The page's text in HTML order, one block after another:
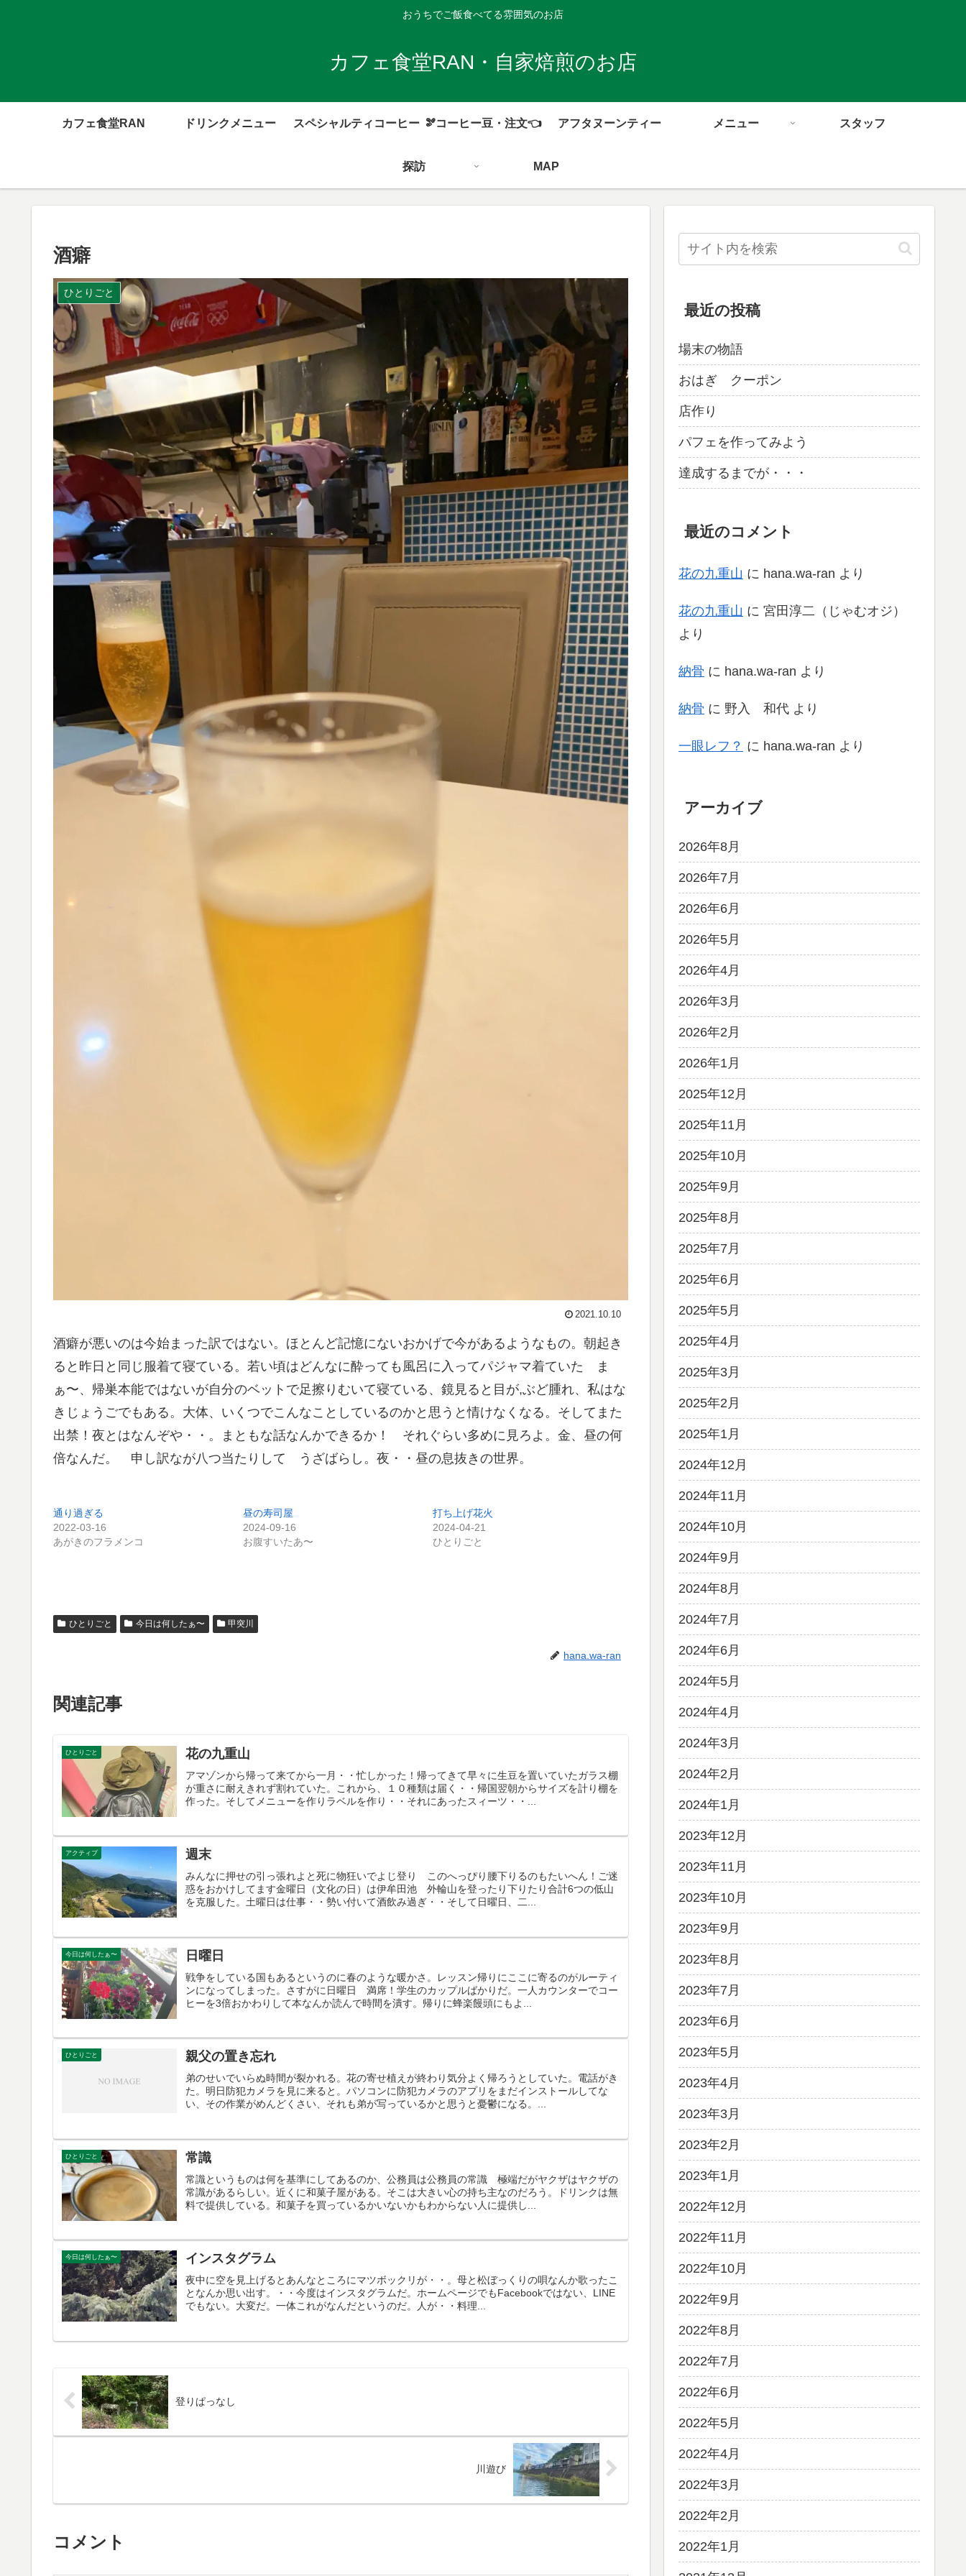
おうちでご飯食べてる雰囲気のお店
カフェ食堂RAN・自家焙煎のお店
カフェ食堂RAN ドリンクメニュー スペシャルティコーヒー 🫘コーヒー豆・注文👈 アフタヌーンティー メニュー スタッフ
探訪 MAP
酒癖
ひとりごと
2021.10.10
酒癖が悪いのは今始まった訳ではない。ほとんど記憶にないおかげで今があるようなもの。朝起き
ると昨日と同じ服着て寝ている。若い頃はどんなに酔っても風呂に入ってパジャマ着ていた ま
ぁ〜、帰巣本能ではないが自分のベットで足擦りむいて寝ている、鏡見ると目が,ぶど腫れ、私はな
きじょうごでもある。大体、いくつでこんなことしているのかと思うと情けなくなる。そしてまた
出禁！夜とはなんぞや・・。まともな話なんかできるか！ それぐらい多めに見ろよ。金、昼の何
倍なんだ。 申し訳なが八つ当たりして うざばらし。夜・・昼の息抜きの世界。
通り過ぎる
2022-03-16
あがきのフラメンコ
昼の寿司屋
2024-09-16
お腹すいたあ〜
打ち上げ花火
2024-04-21
ひとりごと
ひとりごと 今日は何したぁ〜 甲突川
hana.wa-ran
関連記事
ひとりごと 花の九重山
アマゾンから帰って来てから一月・・忙しかった！帰ってきて早々に生豆を置いていたガラス棚
が重さに耐えきれず割れていた。これから、１０種類は届く・・帰国翌朝からサイズを計り棚を
作った。そしてメニューを作りラベルを作り・・それにあったスィーツ・・...
アクティブ 週末
みんなに押せの引っ張れよと死に物狂いでよじ登り このへっぴり腰下りるのもたいへん！ご迷
惑をおかけしてます金曜日（文化の日）は伊牟田池 外輪山を登ったり下りたり合計6つの低山
を克服した。土曜日は仕事・・勢い付いて酒飲み過ぎ・・そして日曜日、二...
今日は何したぁ〜 日曜日
戦争をしている国もあるというのに春のような暖かさ。レッスン帰りにここに寄るのがルーティ
ンになってしまった。さすがに日曜日 満席！学生のカップルばかりだ。一人カウンターでコー
ヒーを3倍おかわりして本なんか読んで時間を潰す。帰りに蜂楽饅頭にもよ...
ひとりごと 親父の置き忘れ
弟のせいでいらぬ時間が裂かれる。花の寄せ植えが終わり気分よく帰ろうとしていた。電話がき
た。明日防犯カメラを見に来ると。パソコンに防犯カメラのアプリをまだインストールしてな
い、その作業がめんどくさい、それも弟が写っているかと思うと憂鬱になる。...
ひとりごと 常識
常識というものは何を基準にしてあるのか、公務員は公務員の常識 極端だがヤクザはヤクザの
常識があるらしい。近くに和菓子屋がある。そこは大きい心の持ち主なのだろう。ドリンクは無
料で提供している。和菓子を買っているかいないかもわからない人に提供し...
今日は何したぁ〜 インスタグラム
夜中に空を見上げるとあんなところにマツボックリが・・。母と松ぼっくりの唄なんか歌ったこ
となんか思い出す。・・今度はインスタグラムだ。ホームページでもFacebookではない、LINE
でもない。大変だ。一体これがなんだというのだ。人が・・料理...
登りぱっなし
川遊び
コメント
最近の投稿
場末の物語
おはぎ クーポン
店作り
パフェを作ってみよう
達成するまでが・・・
最近のコメント
花の九重山 に hana.wa-ran より
花の九重山 に 宮田淳二（じゃむオジ）
より
納骨 に hana.wa-ran より
納骨 に 野入 和代 より
一眼レフ？ に hana.wa-ran より
アーカイブ
2026年8月
2026年7月
2026年6月
2026年5月
2026年4月
2026年3月
2026年2月
2026年1月
2025年12月
2025年11月
2025年10月
2025年9月
2025年8月
2025年7月
2025年6月
2025年5月
2025年4月
2025年3月
2025年2月
2025年1月
2024年12月
2024年11月
2024年10月
2024年9月
2024年8月
2024年7月
2024年6月
2024年5月
2024年4月
2024年3月
2024年2月
2024年1月
2023年12月
2023年11月
2023年10月
2023年9月
2023年8月
2023年7月
2023年6月
2023年5月
2023年4月
2023年3月
2023年2月
2023年1月
2022年12月
2022年11月
2022年10月
2022年9月
2022年8月
2022年7月
2022年6月
2022年5月
2022年4月
2022年3月
2022年2月
2022年1月